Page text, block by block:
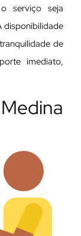
serviço seja
disponibilidade
de
imediato,